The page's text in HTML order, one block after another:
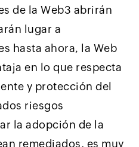
de la Web3 abrirán
lugar a
hasta ahora, la Web
en lo que respecta
y protección del
riesgos
la adopción de la
remediados, es muy